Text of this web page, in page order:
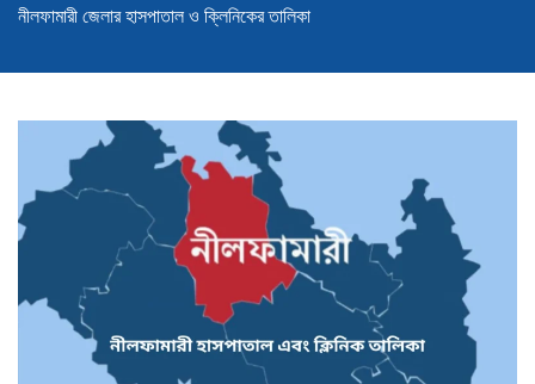
নীলফামারী জেলার হাসপাতাল ও ক্লিনিকের তালিকা